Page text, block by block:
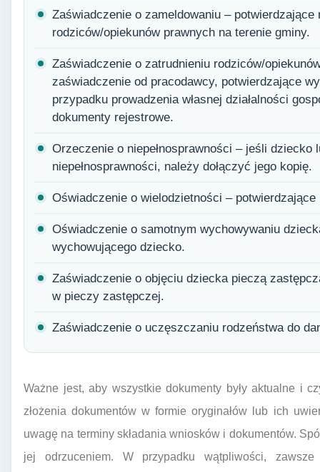
Zaświadczenie o zameldowaniu –
rodziców/opiekunów prawnych na terenie gminy.
Zaświadczenie o zatrudnieniu rodziców/
zaświadczenie od pracodawcy, potwierdzające
przypadku prowadzenia własnej działalności
dokumenty rejestrowe.
Orzeczenie o niepełnosprawności – jeśli
niepełnosprawności, należy dołączyć jego kopię.
Oświadczenie o wielodzietności –
Oświadczenie o samotnym wychowywaniu
wychowującego dziecko.
Zaświadczenie o objęciu dziecka pieczą
w pieczy zastępczej.
Zaświadczenie o uczęszczaniu rodzeństwa do
Ważne jest, aby wszystkie dokumenty były aktualne i
złożenia dokumentów w formie oryginałów lub ich
uwagę na terminy składania wniosków i dokumentów.
jej odrzuceniem. W przypadku wątpliwości,